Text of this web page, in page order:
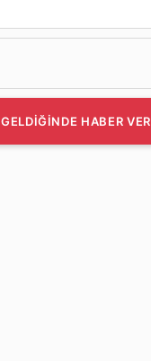
GELDİĞİNDE HABER VER